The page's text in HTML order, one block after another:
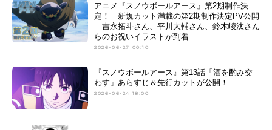
アニメ『スノウボールアース』第2期制作決
定！ 新規カット満載の第2期制作決定PV公開
｜吉永拓斗さん、平川大輔さん、鈴木崚汰さん
らのお祝いイラストが到着
2026-06-27 00:10
『スノウボールアース』第13話「酒を酌み交
わす」あらすじ＆先行カットが公開！
2026-06-24 18:00